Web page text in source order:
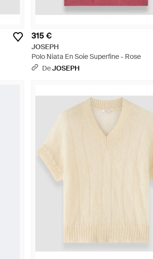
315 €
JOSEPH
Polo Niata En Soie Superfine - Rose
DeJOSEPH